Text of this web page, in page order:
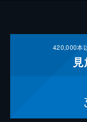
420,000本